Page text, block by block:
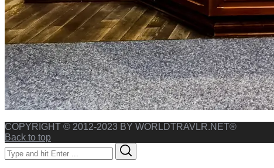
COPYRIGHT © 2012-2023 BY WORLDTRAVLR.NET®
Back to top
Search
for: